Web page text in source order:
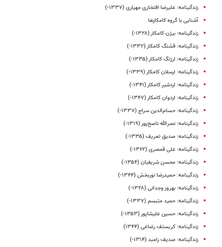
زندگینامه: علیرضا افتخاری مهیاری (۱۳۳۷-)
آشنایی با گروه کامکارها
زندگینامه: بیژن کامکار (۱۳۲۸-)
زندگینامه: قشنگ کامکار (۱۳۳۲-)
زندگینامه: ارژنگ کامکار (۱۳۳۵-)
زندگینامه: ارسلان کامکار (۱۳۳۹-)
زندگینامه: اردشیر کامکار (۱۳۴۱-)
زندگینامه: اردوان کامکار (۱۳۴۷-)
زندگینامه: حسام‌الدین سراج (۱۳۳۷-)
زندگینامه‌‌‌‌‌‌‌‌‌: نصرالله‌ ناصح‌پور (۱۳۱۹-)
زندگینامه‌: صدیق تعریف (۱۳۳۵-)
زندگینامه: علی قمصری (۱۳۶۲-)
زندگینامه: محسن شریفیان (۱۳۵۴-)
زندگینامه‌: حمیدرضا نوربخش (۱۳۴۴-)
زندگینامه: بهروز وجدانی (۱۳۲۸-)
زندگینامه: حمید متبسم (۱۳۳۷-)
زندگینامه: حسین علیشاپور (۱۳۵۳-)
زندگینامه: کریستف رضاعی (۱۳۴۴)
زندگینامه: صدیف رامبد (۱۳۱۴-)